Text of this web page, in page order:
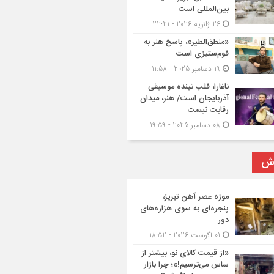
بین‌المللی است
«منطق‌الطیر»، پاسخ هنر به
قوم‌ستیزی است
ناغارا، قلب تپنده موسیقی
آذربایجان است/ هنر، میدان
رقابت نیست
موزه عصر آهن تبریز،
پنجره‌ای به سوی هزاره‌های
دور
«از قیمت کالای نو، بیشتر از
ساس می‌ترسیم!»؛ چرا بازار